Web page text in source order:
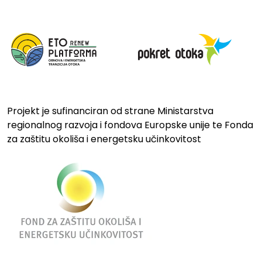
Projekt je sufinanciran od strane Ministarstva
regionalnog razvoja i fondova Europske unije te Fonda
za zaštitu okoliša i energetsku učinkovitost